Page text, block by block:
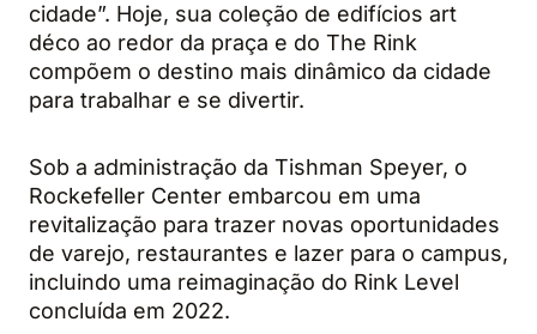
cidade”. Hoje, sua coleção de edifícios art
déco ao redor da praça e do The Rink
compõem o destino mais dinâmico da cidade
para trabalhar e se divertir.
Sob a administração da Tishman Speyer, o
Rockefeller Center embarcou em uma
revitalização para trazer novas oportunidades
de varejo, restaurantes e lazer para o campus,
incluindo uma reimaginação do Rink Level
concluída em 2022.